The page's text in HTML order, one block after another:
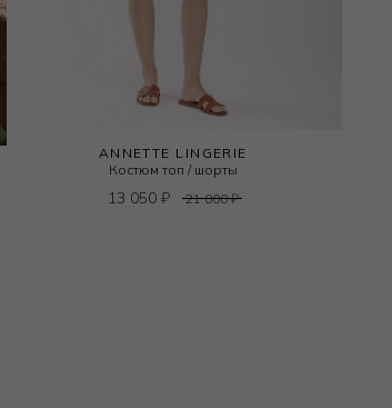
ANNETTE LINGERIE
Костюм топ / шорты
13 050 ₽ 21 000₽